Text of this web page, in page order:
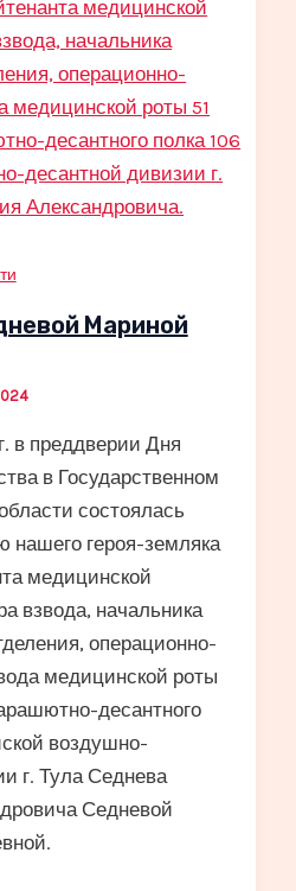
Мариной
в преддверии Дня
в Государственном
состоялась
нашего героя-земляка
медицинской
взвода, начальника
операционно-
медицинской роты
десантного
воздушно-
г. Тула Седнева
Седневой